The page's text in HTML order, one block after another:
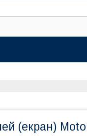
(екран)